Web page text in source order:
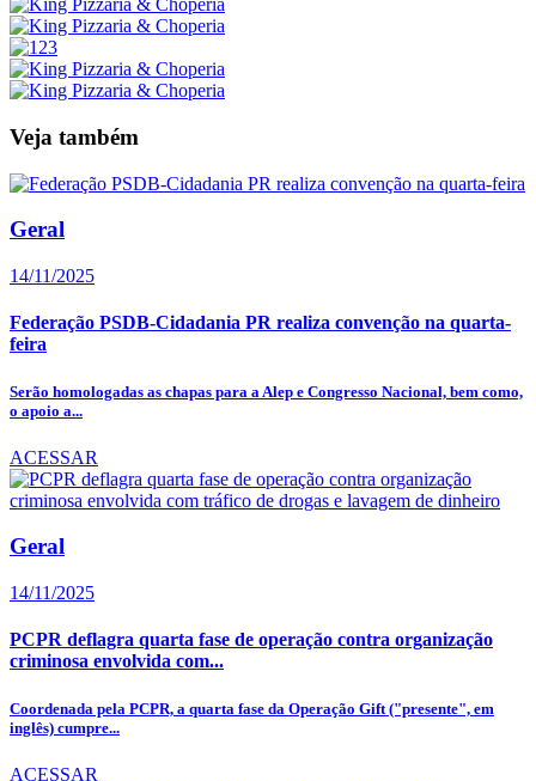
Veja também
Geral
14/11/2025
Federação PSDB-Cidadania PR realiza convenção na quarta-
feira
Serão homologadas as chapas para a Alep e Congresso Nacional, bem como,
o apoio a...
ACESSAR
Geral
14/11/2025
PCPR deflagra quarta fase de operação contra organização
criminosa envolvida com...
Coordenada pela PCPR, a quarta fase da Operação Gift ("presente", em
inglês) cumpre...
ACESSAR